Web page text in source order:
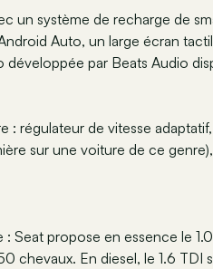
un système de recharge de
Auto, un large écran
par Beats Audio
: régulateur de vitesse
sur une voiture de ce
Seat propose en essence le
chevaux. En diesel, le 1.6